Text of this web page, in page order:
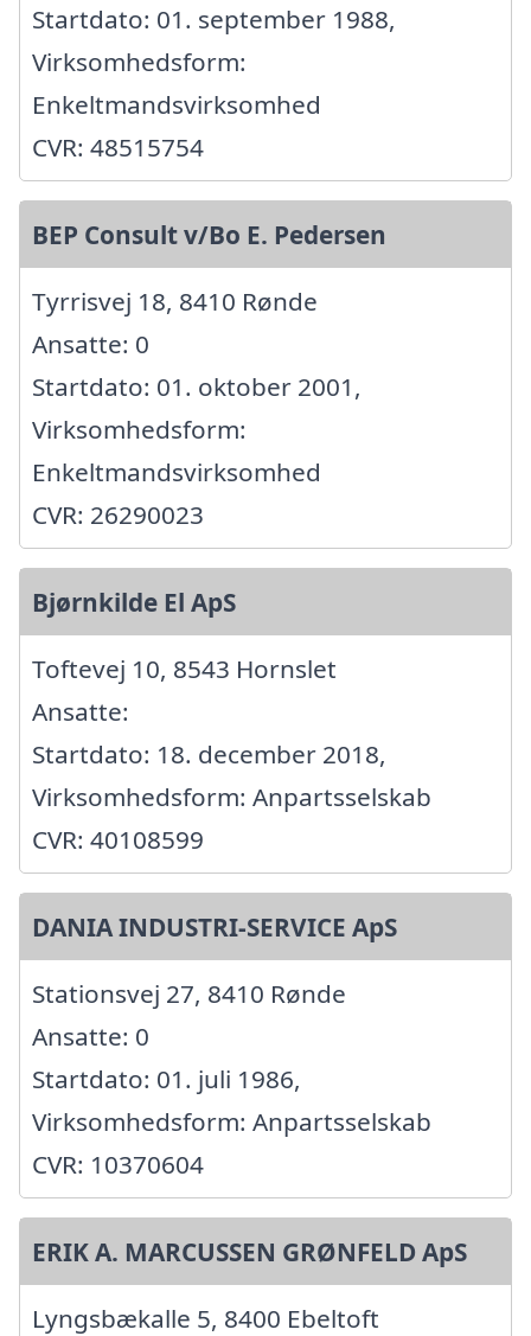
Startdato: 01. september 1988,
Virksomhedsform:
Enkeltmandsvirksomhed
CVR: 48515754
BEP Consult v/Bo E. Pedersen
Tyrrisvej 18, 8410 Rønde
Ansatte: 0
Startdato: 01. oktober 2001,
Virksomhedsform:
Enkeltmandsvirksomhed
CVR: 26290023
Bjørnkilde El ApS
Toftevej 10, 8543 Hornslet
Ansatte:
Startdato: 18. december 2018,
Virksomhedsform: Anpartsselskab
CVR: 40108599
DANIA INDUSTRI-SERVICE ApS
Stationsvej 27, 8410 Rønde
Ansatte: 0
Startdato: 01. juli 1986,
Virksomhedsform: Anpartsselskab
CVR: 10370604
ERIK A. MARCUSSEN GRØNFELD ApS
Lyngsbækalle 5, 8400 Ebeltoft